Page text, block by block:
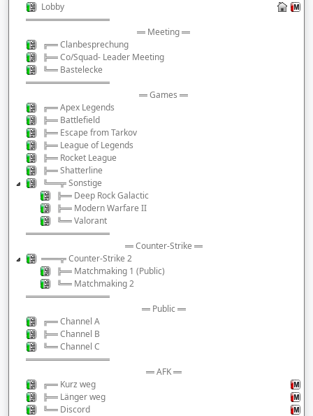
Lobby
══════════
═ Meeting ═
╔═ Clanbesprechung
╠═ Co/Squad- Leader Meeting
╚═ Bastelecke
══════════
═ Games ═
╔═ Apex Legends
╠═ Battlefield
╠═ Escape from Tarkov
╠═ League of Legends
╠═ Rocket League
╠═ Shatterline
╚═╦ Sonstige
╠═ Deep Rock Galactic
╠═ Modern Warfare II
╚═ Valorant
══════════
═ Counter-Strike ═
══╦ Counter-Strike 2
╠═ Matchmaking 1 (Public)
╚═ Matchmaking 2
══════════
═ Public ═
╔═ Channel A
╠═ Channel B
╚═ Channel C
══════════
═ AFK ═
╔═ Kurz weg
╠═ Länger weg
╚═ Discord